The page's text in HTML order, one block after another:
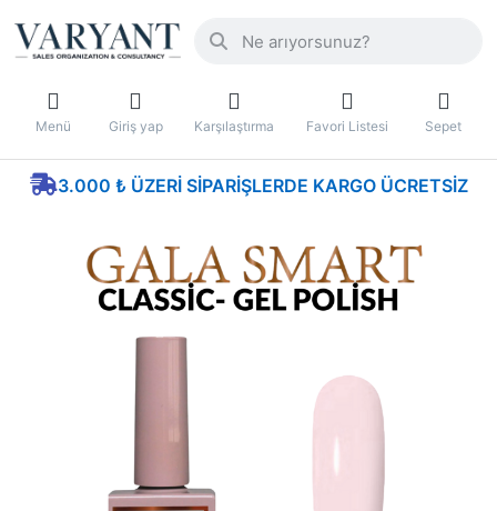
Menü Giriş yap Karşılaştırma Favori Listesi Sepet
3.000 ₺ ÜZERI SIPARIŞLERDE KARGO ÜCRETSIZ